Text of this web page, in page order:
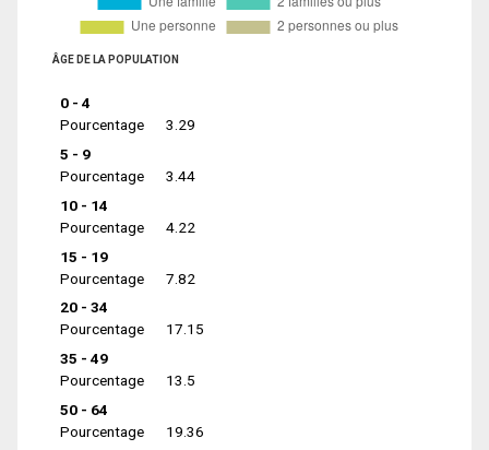
ÂGE DE LA POPULATION
0 - 4
Pourcentage
3.29
5 - 9
Pourcentage
3.44
10 - 14
Pourcentage
4.22
15 - 19
Pourcentage
7.82
20 - 34
Pourcentage
17.15
35 - 49
Pourcentage
13.5
50 - 64
Pourcentage
19.36